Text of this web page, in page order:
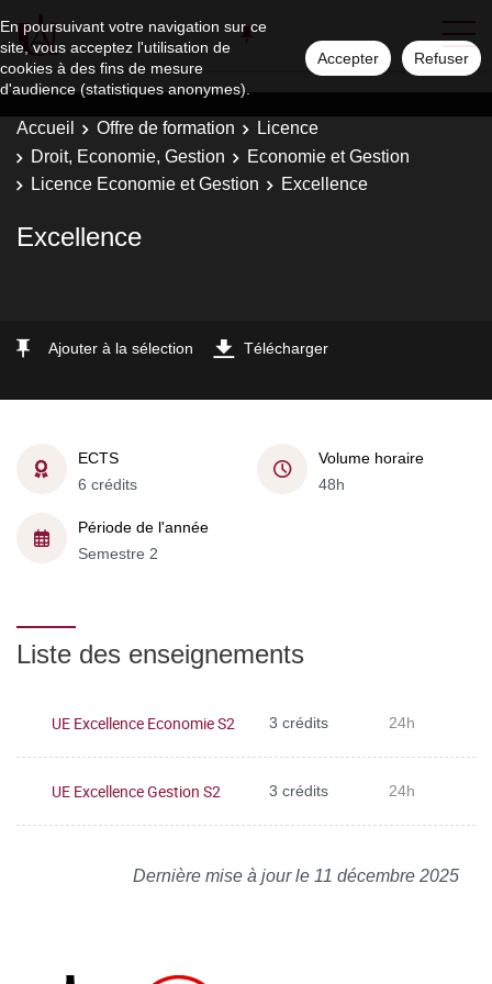
En poursuivant votre navigation sur ce
site, vous acceptez l'utilisation de
cookies à des fins de mesure
d'audience (statistiques anonymes).
Accepter Refuser
Accueil Offre de formation
Licence
Droit, Economie, Gestion
Economie et Gestion
Licence Economie et Gestion
Excellence
Excellence
Ajouter à la sélection Télécharger
ECTS
6 crédits
Volume horaire
48h
Période de l'année
Semestre 2
Liste des enseignements
UE Excellence Economie S2 3 crédits 24h
UE Excellence Gestion S2 3 crédits 24h
Dernière mise à jour le 11 décembre 2025